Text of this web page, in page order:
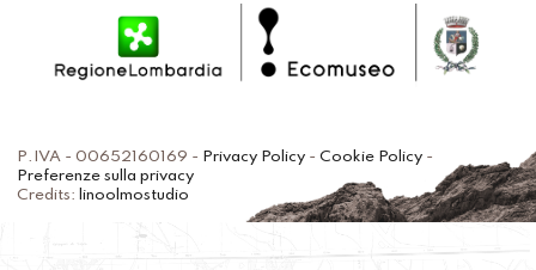
P.IVA - 00652160169 - Privacy Policy -Cookie Policy -
Preferenze sulla privacy
Credits: linoolmostudio